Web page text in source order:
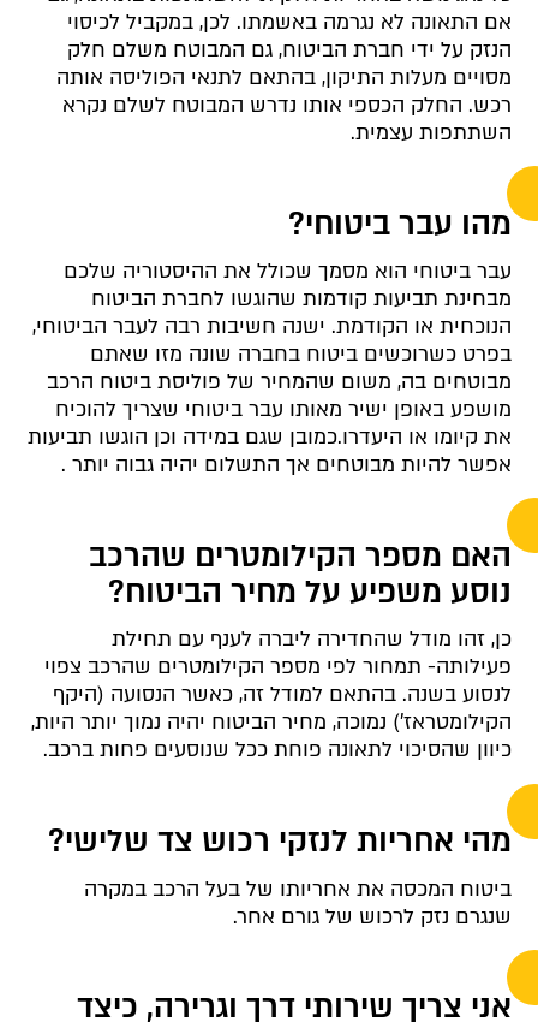
אם התאונה לא נגרמה באשמתו. לכן, במקביל לכיסוי
הנזק על ידי חברת הביטוח, גם המבוטח משלם חלק
מסויים מעלות התיקון, בהתאם לתנאי הפוליסה אותה
רכש. החלק הכספי אותו נדרש המבוטח לשלם נקרא
השתתפות עצמית.
מהו עבר ביטוחי?
עבר ביטוחי הוא מסמך שכולל את ההיסטוריה שלכם
מבחינת תביעות קודמות שהוגשו לחברת הביטוח
הנוכחית או הקודמת. ישנה חשיבות רבה לעבר הביטוחי,
בפרט כשרוכשים ביטוח בחברה שונה מזו שאתם
מבוטחים בה, משום שהמחיר של פוליסת ביטוח הרכב
מושפע באופן ישיר מאותו עבר ביטוחי שצריך להוכיח
את קיומו או היעדרו.כמובן שגם במידה וכן הוגשו תביעות
אפשר להיות מבוטחים אך התשלום יהיה גבוה יותר .
האם מספר הקילומטרים שהרכב
נוסע משפיע על מחיר הביטוח?
כן, זהו מודל שהחדירה ליברה לענף עם תחילת
פעילותה- תמחור לפי מספר הקילומטרים שהרכב צפוי
לנסוע בשנה. בהתאם למודל זה, כאשר הנסועה (היקף
הקילומטראז') נמוכה, מחיר הביטוח יהיה נמוך יותר היות,
כיוון שהסיכוי לתאונה פוחת ככל שנוסעים פחות ברכב.
מהי אחריות לנזקי רכוש צד שלישי?
ביטוח המכסה את אחריותו של בעל הרכב במקרה
שנגרם נזק לרכוש של גורם אחר.
אני צריך שירותי דרך וגרירה, כיצד